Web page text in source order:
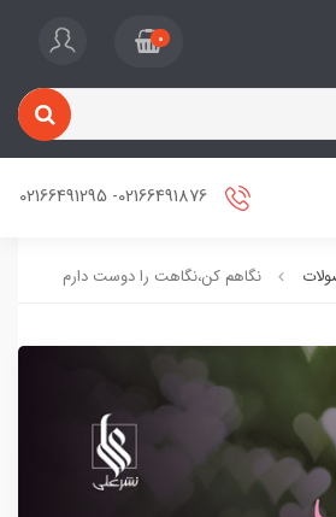
0
نگاهم کن،نگاهت را دوست دارم